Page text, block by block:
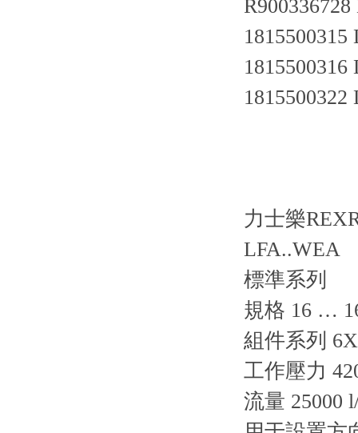
力士樂
LFA..WEA
標準系列
規格 16 …
組件系列
工作壓力
流量 25000